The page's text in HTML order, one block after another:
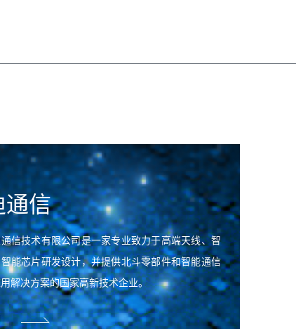
通信
通信技术有限公司是一家专业致力于高端天线、智
能芯片研发设计，并提供北斗零部件和智能通信
解决方案的国家高新技术企业。